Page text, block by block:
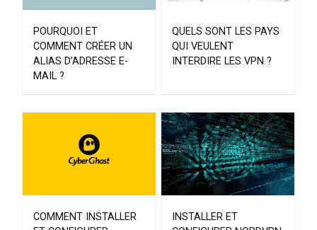
POURQUOI ET
COMMENT CRÉER UN
ALIAS D’ADRESSE E-
MAIL ?
QUELS SONT LES PAYS
QUI VEULENT
INTERDIRE LES VPN ?
COMMENT INSTALLER
INSTALLER ET